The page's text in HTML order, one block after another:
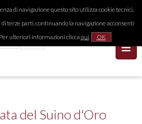
di navigazione questo sito utilizza cookie tecnici,
terze parti, continuando la navigazione acconsenti
ulteriori informazioni clicca qui. OK
del Suino d'Oro